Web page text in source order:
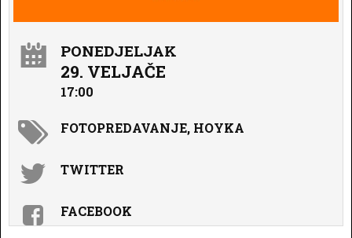
PONEDJELJAK
29. VELJAČE
17:00
FOTOPREDAVANJE, HOYKA
TWITTER
FACEBOOK